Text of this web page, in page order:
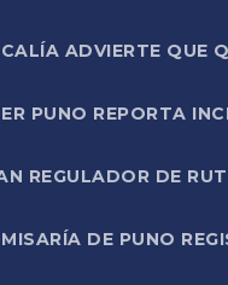
ADVIERTE QUE
PUNO REPORTA
REGULADOR DE
DE PUNO